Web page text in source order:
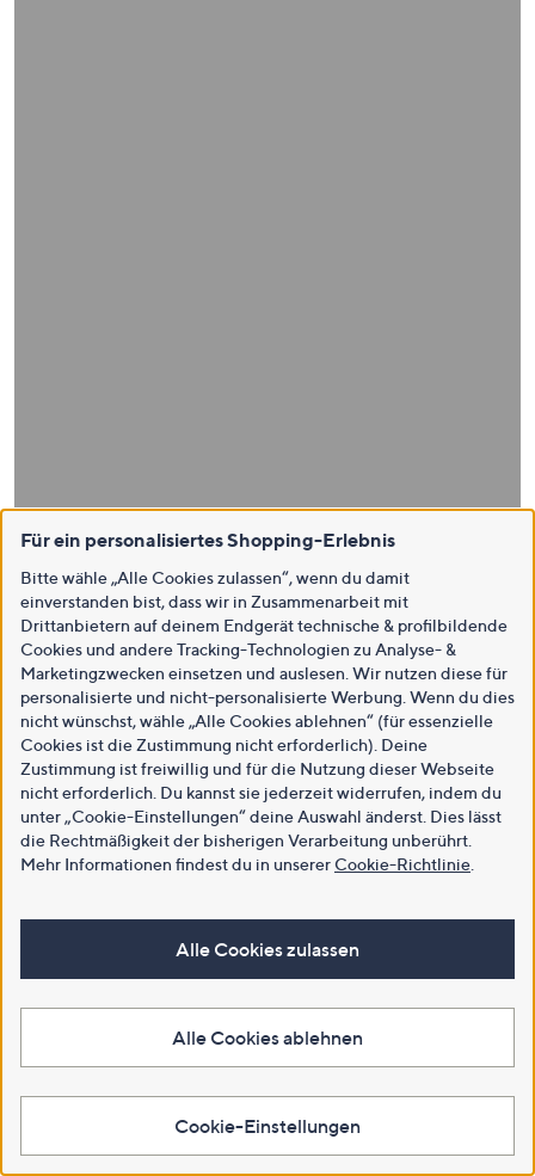
Für ein personalisiertes Shopping-Erlebnis
Bitte wähle „Alle Cookies zulassen“, wenn du damit
einverstanden bist, dass wir in Zusammenarbeit mit
Drittanbietern auf deinem Endgerät technische & profilbildende
Cookies und andere Tracking-Technologien zu Analyse- &
Marketingzwecken einsetzen und auslesen. Wir nutzen diese für
personalisierte und nicht-personalisierte Werbung. Wenn du dies
nicht wünschst, wähle „Alle Cookies ablehnen“ (für essenzielle
Cookies ist die Zustimmung nicht erforderlich). Deine
Zustimmung ist freiwillig und für die Nutzung dieser Webseite
nicht erforderlich. Du kannst sie jederzeit widerrufen, indem du
unter „Cookie-Einstellungen“ deine Auswahl änderst. Dies lässt
die Rechtmäßigkeit der bisherigen Verarbeitung unberührt.
Mehr Informationen findest du in unsererCookie-Richtlinie
Alle Cookies zulassen
Alle Cookies ablehnen
Cookie-Einstellungen